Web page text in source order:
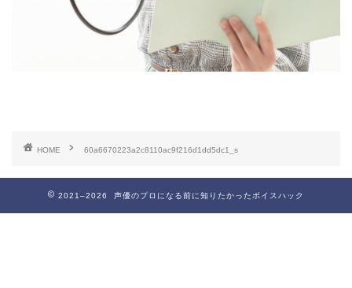
HOME 60a6670223a2c8110ac9f216d1dd5dc1_s
2021–2026 声優のプロになる前に知りたかったボイスハック